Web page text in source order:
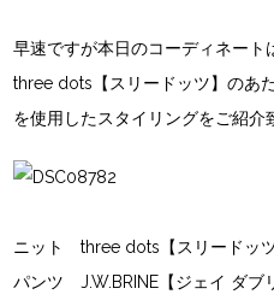
早速ですが本日のコーディネート
three dots【スリードッツ】のあ
を使用したスタイリングをご紹介
ニットthree dots【スリード
パンツJ.W.BRINE【ジェイ ダ